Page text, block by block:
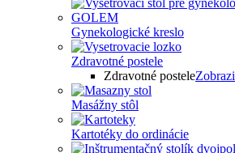
Gynekologické kreslo
Zdravotné postele
Zdravotné postele
Masážny stôl
Kartotéky do ordinácie